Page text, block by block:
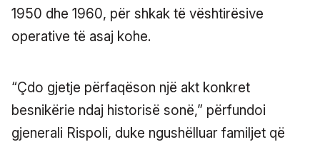
1950 dhe 1960, për shkak të vështirësive
operative të asaj kohe.
“Çdo gjetje përfaqëson një akt konkret
besnikërie ndaj historisë sonë,” përfundoi
gjenerali Rispoli, duke ngushëlluar familjet që